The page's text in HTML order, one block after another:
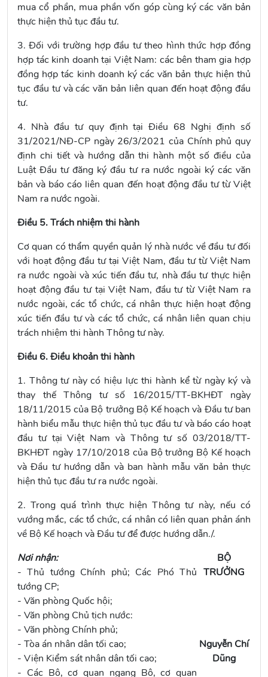
mua cổ phần, mua phần vốn góp cùng ký các văn bản
thực hiện thủ tục đầu tư.
3. Đối với trường hợp đầu tư theo hình thức hợp đồng
hợp tác kinh doanh tại Việt Nam: các bên tham gia hợp
đồng hợp tác kinh doanh ký các văn bản thực hiện thủ
tục đầu tư và các văn bản liên quan đến hoạt động đầu
tư.
4. Nhà đầu tư quy định tạiĐiều 68 Nghị định số
31/2021/NĐ-CP ngày 26/3/2021 của Chính phủ quy
định chi tiết và hướng dẫn thi hành một số điều của
Luật Đầu tư đăng ký đầu tư ra nước ngoài ký các văn
bản và báo cáo liên quan đến hoạt động đầu tư từ Việt
Nam ra nước ngoài.
Điều 5. Trách nhiệm thi hành
Cơ quan có thẩm quyền quản lý nhà nước về đầu tư đối
với hoạt động đầu tư tại Việt Nam, đầu tư từ Việt Nam
ra nước ngoài và xúc tiến đầu tư, nhà đầu tư thực hiện
hoạt động đầu tư tại Việt Nam, đầu tư từ Việt Nam ra
nước ngoài, các tổ chức, cá nhân thực hiện hoạt động
xúc tiến đầu tư và các tổ chức, cá nhân liên quan chịu
trách nhiệm thi hành Thông tư này.
Điều 6. Điều khoản thi hành
1. Thông tư này có hiệu lực thi hành kể từ ngày ký và
thay thế Thông tư số 16/2015/TT-BKHĐT ngày
18/11/2015 của Bộ trưởng Bộ Kế hoạch và Đầu tư ban
hành biểu mẫu thực hiện thủ tục đầu tư và báo cáo hoạt
đầu tư tại Việt Nam và Thông tư số 03/2018/TT-
BKHĐT ngày 17/10/2018 của Bộ trưởng Bộ Kế hoạch
và Đầu tư hướng dẫn và ban hành mẫu văn bản thực
hiện thủ tục đầu tư ra nước ngoài.
2. Trong quá trình thực hiện Thông tư này, nếu có
vướng mắc, các tổ chức, cá nhân có liên quan phản ánh
về Bộ Kế hoạch và Đầu tư để được hướng dẫn./.
Nơi nhận:
- Thủ tướng Chính phủ; Các Phó Thủ
tướng CP;
- Văn phòng Quốc hội;
- Văn phòng Chủ tịch nước:
- Văn phòng Chính phủ;
- Tòa án nhân dân tối cao;
- Viện Kiểm sát nhân dân tối cao;
- Các Bộ, cơ quan ngang Bộ, cơ quan
BỘ
TRƯỞNG
Nguyễn Chí
Dũng